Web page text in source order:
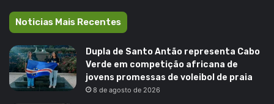
Noticias Mais Recentes
Dupla de Santo Antão representa Cabo
Verde em competição africana de
jovens promessas de voleibol de praia
8 de agosto de 2026